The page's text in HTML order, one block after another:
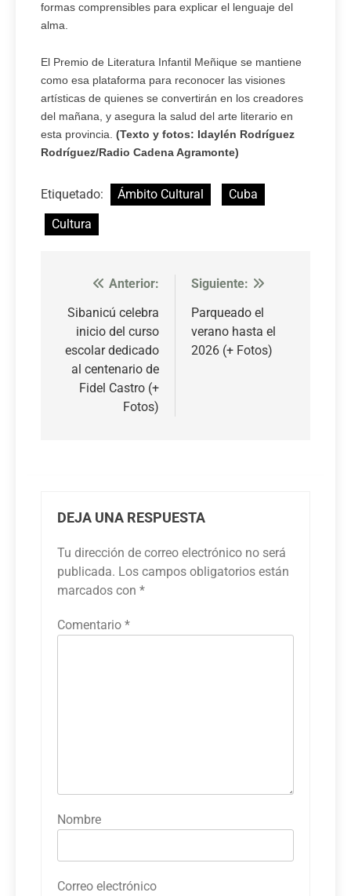
formas comprensibles para explicar el lenguaje del
alma.
El Premio de Literatura Infantil Meñique se mantiene
como esa plataforma para reconocer las visiones
artísticas de quienes se convertirán en los creadores
del mañana, y asegura la salud del arte literario en
esta provincia. (Texto y fotos: Idaylén Rodríguez
Rodríguez/Radio Cadena Agramonte)
Etiquetado: Ámbito Cultural
Cuba
Cultura
Navegación
de
entradas
Anterior:
Sibanicú celebra
inicio del curso
escolar dedicado
al centenario de
Fidel Castro (+
Fotos)
Siguiente:
Parqueado el
verano hasta el
2026 (+ Fotos)
DEJA UNA RESPUESTA
Tu dirección de correo electrónico no será
publicada. Los campos obligatorios están
marcados con *
Comentario *
Nombre
Correo electrónico